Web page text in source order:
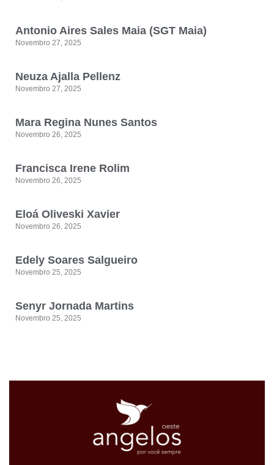
Antonio Aires Sales Maia (SGT Maia)
Novembro 27, 2025
Neuza Ajalla Pellenz
Novembro 27, 2025
Mara Regina Nunes Santos
Novembro 26, 2025
Francisca Irene Rolim
Novembro 26, 2025
Eloá Oliveski Xavier
Novembro 26, 2025
Edely Soares Salgueiro
Novembro 25, 2025
Senyr Jornada Martins
Novembro 25, 2025